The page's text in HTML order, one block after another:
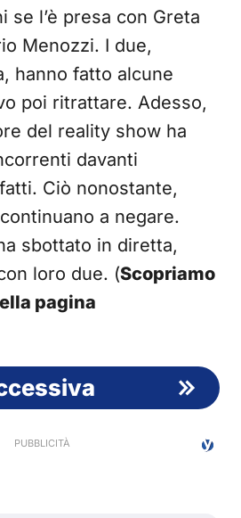
se l’è presa con Greta
Menozzi. I due,
hanno fatto alcune
poi ritrattare. Adesso,
del reality show ha
davanti
Ciò nonostante,
a negare.
sbottato in diretta,
loro due. (Scopriamo
pagina